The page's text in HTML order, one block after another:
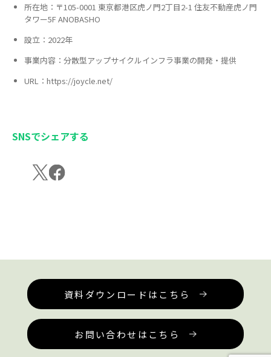
所在地：〒105-0001 東京都港区虎ノ門2丁目2-1 住友不動産虎ノ門
タワー5F ANOBASHO
設立：2022年
事業内容：分散型アップサイクルインフラ事業の開発・提供
URL： https://joycle.net/
SNSでシェアする
資料ダウンロードはこちら
お問い合わせはこちら